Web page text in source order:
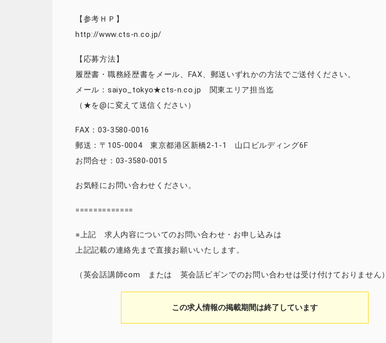
【参考ＨＰ】
http://www.cts-n.co.jp/
【応募方法】
履歴書・職務経歴書をメール、FAX、郵送いずれかの方法でご送付ください。
メール：saiyo_tokyo★cts-n.co.jp 関東エリア担当迄
（★を@に変えて送信ください）
FAX：03-3580-0016
郵送：〒105-0004 東京都港区新橋2-1-1 山口ビルディング6F
お問合せ：03-3580-0015
お気軽にお問い合わせください。
=============
※上記 求人内容についてのお問い合わせ・お申し込みは
上記記載の連絡先まで直接お願いいたします。
（英会話講師com または 英会話ビギンでのお問い合わせは受け付けておりません）
この求人情報の掲載期間は終了しています